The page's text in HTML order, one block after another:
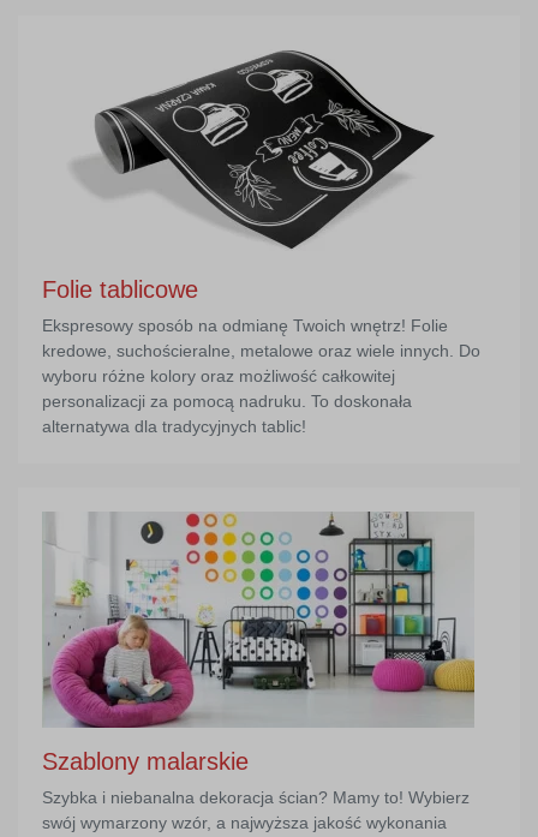
Folie tablicowe
Ekspresowy sposób na odmianę Twoich wnętrz! Folie
kredowe, suchościeralne, metalowe oraz wiele innych. Do
wyboru różne kolory oraz możliwość całkowitej
personalizacji za pomocą nadruku. To doskonała
alternatywa dla tradycyjnych tablic!
Szablony malarskie
Szybka i niebanalna dekoracja ścian? Mamy to! Wybierz
swój wymarzony wzór, a najwyższa jakość wykonania